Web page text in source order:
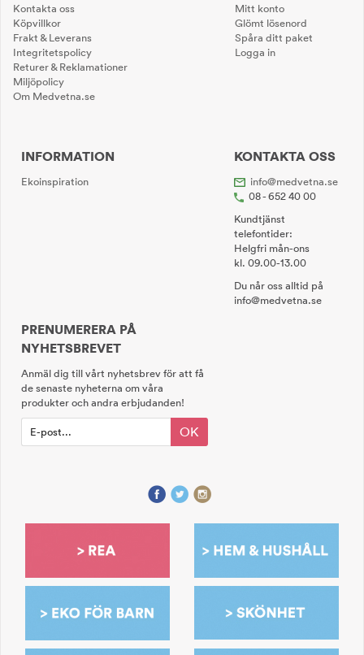
Kontakta oss
Köpvillkor
Frakt & Leverans
Integritetspolicy
Returer & Reklamationer
Miljöpolicy
Om Medvetna.se
Mitt konto
Glömt lösenord
Spåra ditt paket
Logga in
INFORMATION
Ekoinspiration
KONTAKTA OSS
info@medvetna.se
08 - 652 40 00
Kundtjänst
telefontider:
Helgfri mån-ons
kl. 09.00-13.00
Du når oss alltid på
info@medvetna.se
PRENUMERERA PÅ
NYHETSBREVET
Anmäl dig till vårt nyhetsbrev för att få
de senaste nyheterna om våra
produkter och andra erbjudanden!
OK